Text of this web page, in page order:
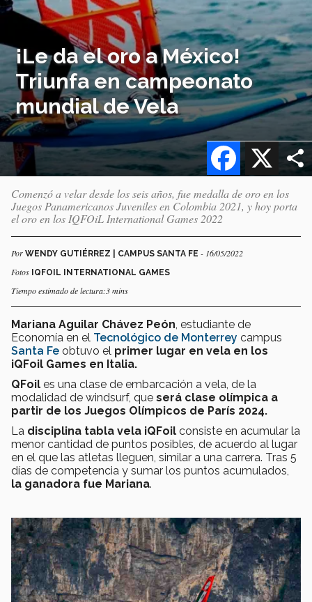
¡Le da el oro a México!
Triunfa en campeonato
mundial de Vela
X
Facebook
Comenzó a velar desde los seis años, fue medalla de oro en los
Juegos Panamericanos Juveniles en Colombia 2021, y hoy porta
el oro en los IQFOiL International Games 2022
Por WENDY GUTIÉRREZ | CAMPUS SANTA FE - 16/05/2022
Fotos IQFOIL INTERNATIONAL GAMES
Tiempo estimado de lectura:3 mins
Mariana Aguilar Chávez Peón , estudiante de
Economía en el Tecnológico de Monterrey campus
Santa Fe obtuvo el primer lugar en vela en los
iQFoil Games en Italia.
QFoil es una clase de embarcación a vela, de la
modalidad de windsurf, que será clase olímpica a
partir de los Juegos Olímpicos de París 2024.
La disciplina tabla vela iQFoil consiste en acumular la
menor cantidad de puntos posibles, de acuerdo al lugar
en el que las atletas lleguen, similar a una carrera. Tras 5
días de competencia y sumar los puntos acumulados,
la ganadora fue Mariana.